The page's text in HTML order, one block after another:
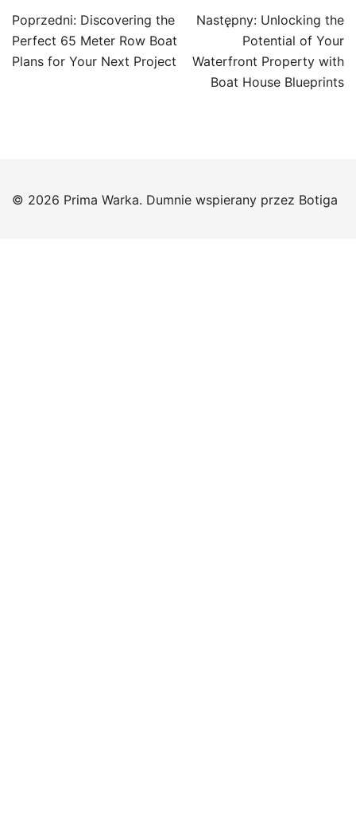
Nawigacja
wpisu
Poprzedni: Discovering the
Perfect 65 Meter Row Boat
Plans for Your Next Project
Następny: Unlocking the
Potential of Your
Waterfront Property with
Boat House Blueprints
© 2026 Prima Warka. Dumnie wspierany przez Botiga